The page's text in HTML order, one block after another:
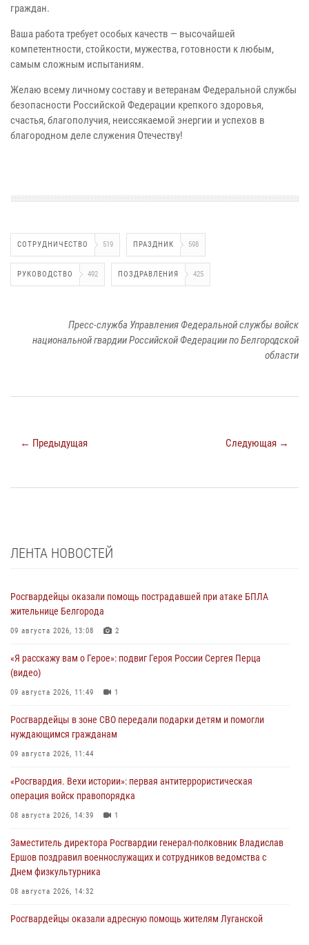
граждан.
Ваша работа требует особых качеств — высочайшей
компетентности, стойкости, мужества, готовности к любым,
самым сложным испытаниям.
Желаю всему личному составу и ветеранам Федеральной службы
безопасности Российской Федерации крепкого здоровья,
счастья, благополучия, неиссякаемой энергии и успехов в
благородном деле служения Отечеству!
СОТРУДНИЧЕСТВО 519 ПРАЗДНИК 598
РУКОВОДСТВО 492 ПОЗДРАВЛЕНИЯ 425
Пресс-служба Управления Федеральной службы войск
национальной гвардии Российской Федерации по Белгородской
области
← Предыдущая Следующая →
ЛЕНТА НОВОСТЕЙ
Росгвардейцы оказали помощь пострадавшей при атаке БПЛА
жительнице Белгорода
09 августа 2026, 13:08 2
«Я расскажу вам о Герое»: подвиг Героя России Сергея Перца
(видео)
09 августа 2026, 11:49 1
Росгвардейцы в зоне СВО передали подарки детям и помогли
нуждающимся гражданам
09 августа 2026, 11:44
«Росгвардия. Вехи истории»: первая антитеррористическая
операция войск правопорядка
08 августа 2026, 14:39 1
Заместитель директора Росгвардии генерал-полковник Владислав
Ершов поздравил военнослужащих и сотрудников ведомства с
Днем физкультурника
08 августа 2026, 14:32
Росгвардейцы оказали адресную помощь жителям Луганской